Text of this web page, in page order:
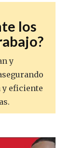
los
y
y eficiente